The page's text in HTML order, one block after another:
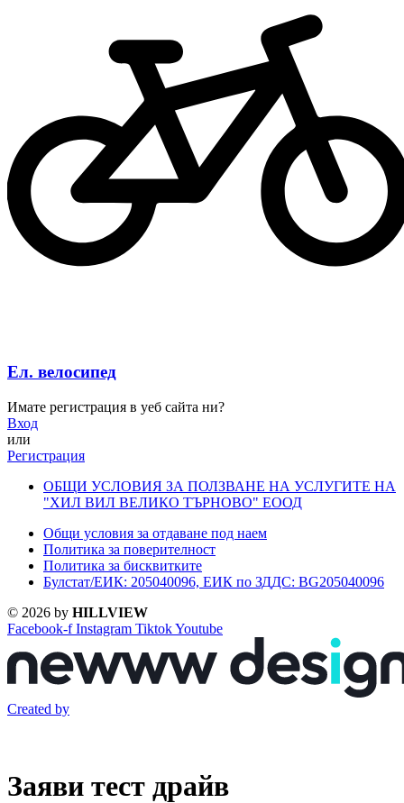
Ел. велосипед
Имате регистрация в уеб сайта ни?
Вход
или
Регистрация
ОБЩИ УСЛОВИЯ ЗА ПОЛЗВАНЕ НА УСЛУГИТЕ НА
"ХИЛ ВИЛ ВЕЛИКО ТЪРНОВО" ЕООД
Общи условия за отдаване под наем
Политика за поверителност
Политика за бисквитките
Булстат/ЕИК: 205040096, ЕИК по ЗДДС: BG205040096
© 2026 by HILLVIEW
Facebook-f Instagram TiktokYoutube
Created by
Заяви тест драйв